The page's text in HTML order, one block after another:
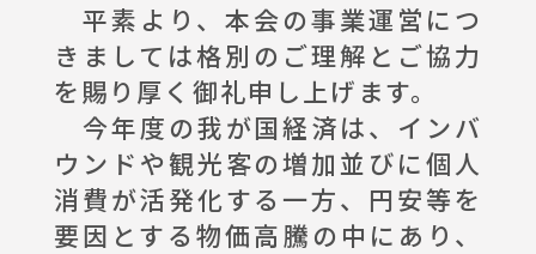
お問合わせ
平素より、本会の事業運営につ
きましては格別のご理解とご協力
を賜り厚く御礼申し上げます。
今年度の我が国経済は、インバ
ウンドや観光客の増加並びに個人
消費が活発化する一方、円安等を
要因とする物価高騰の中にあり、